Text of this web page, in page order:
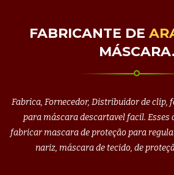
FABRICANTE DE
MÁSCARA.
Fabrica, Fornecedor, Distribuidor de clip,
para máscara descartavel facil. Esses
fabricar mascara de proteção para
nariz, máscara de tecido, de